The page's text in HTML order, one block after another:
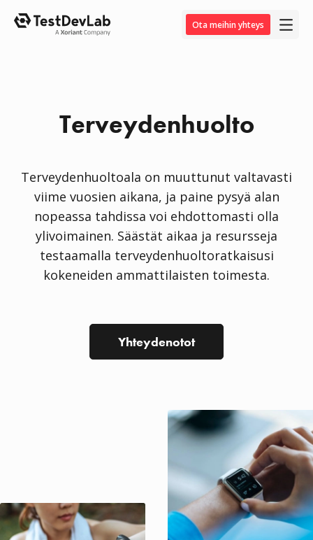
Ota meihin yhteys
Terveydenhuolto
Terveydenhuoltoala on muuttunut valtavasti
viime vuosien aikana, ja paine pysyä alan
nopeassa tahdissa voi ehdottomasti olla
ylivoimainen. Säästät aikaa ja resursseja
testaamalla terveydenhuoltoratkaisusi
kokeneiden ammattilaisten toimesta.
Yhteydenotot